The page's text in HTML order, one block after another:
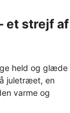
et strejf af
held og glæde
juletræet, en
varme og